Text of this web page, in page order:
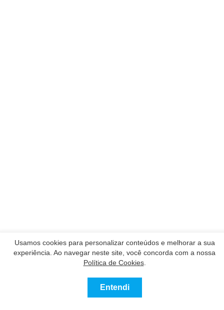
Nossos Parceiros
Usamos cookies para personalizar conteúdos e melhorar a sua
experiência. Ao navegar neste site, você concorda com a nossa
Política de Cookies.
Entendi